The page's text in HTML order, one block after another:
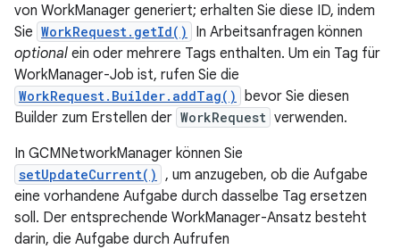
von WorkManager generiert; erhalten Sie diese ID, indem
Sie WorkRequest.getId()
In Arbeitsanfragen können
optional ein oder mehrere Tags enthalten. Um ein Tag für
WorkManager-Job ist, rufen Sie die
WorkRequest.Builder.addTag() bevor Sie diesen
Builder zum Erstellen der WorkRequest verwenden.
In GCMNetworkManager können Sie
setUpdateCurrent() , um anzugeben, ob die Aufgabe
eine vorhandene Aufgabe durch dasselbe Tag ersetzen
soll. Der entsprechende WorkManager-Ansatz besteht
darin, die Aufgabe durch Aufrufen